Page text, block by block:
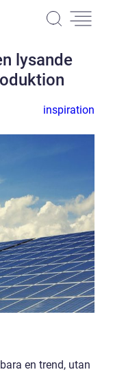
lysande
inspiration
en trend, utan